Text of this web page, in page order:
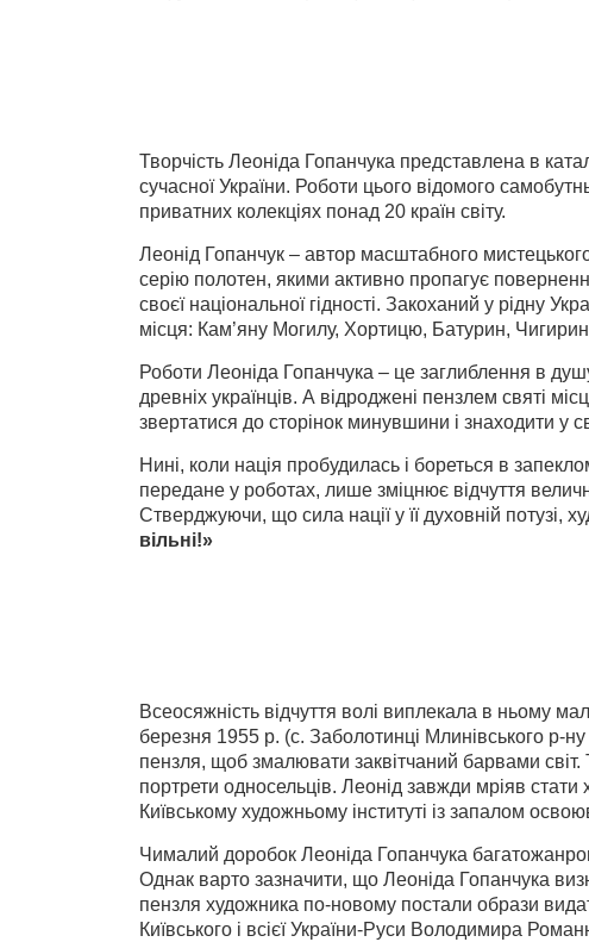
Творчість Леоніда Гопанчука представлена в
сучасної України. Роботи цього відомого
приватних колекціях понад 20 країн світу.
Леонід Гопанчук – автор масштабного
серію полотен, якими активно пропагує
своєї національної гідності. Закоханий у рідну
місця: Кам’яну Могилу, Хортицю, Батурин,
Роботи Леоніда Гопанчука – це заглиблення в
древніх українців. А відроджені пензлем святі
звертатися до сторінок минувшини і знаходити у
Нині, коли нація пробудилась і бореться в
передане у роботах, лише зміцнює відчуття
Стверджуючи, що сила нації у її духовній потузі,
вільні!»
Всеосяжність відчуття волі виплекала в ньому
березня 1955 р. (с. Заболотинці Млинівського р-
пензля, щоб змалювати заквітчаний барвами світ.
портрети односельців. Леонід завжди мріяв
Київському художньому інституті із запалом
Чималий доробок Леоніда Гопанчука
Однак варто зазначити, що Леоніда Гопанчука
пензля художника по-новому постали образи
Київського і всієї України-Руси Володимира